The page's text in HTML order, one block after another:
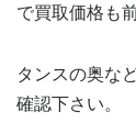
で買取価格も
タンスの奥な
確認下さい。